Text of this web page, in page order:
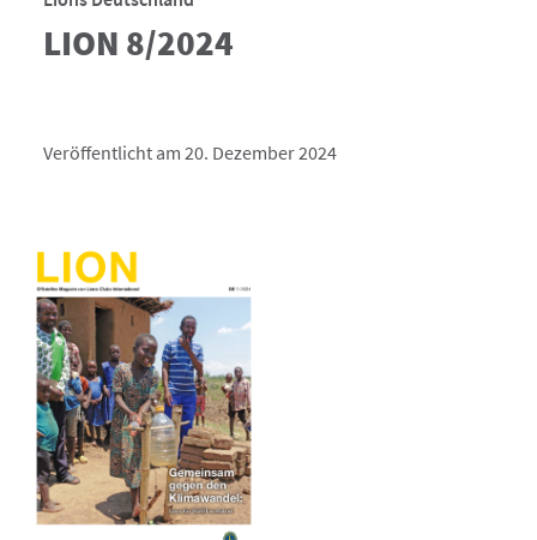
LION 8/2024
Veröffentlicht am 20. Dezember 2024